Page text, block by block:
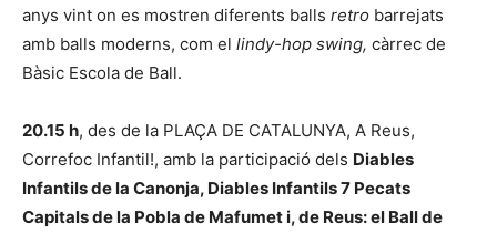
anys vint on es mostren diferents balls retro barrejats
amb balls moderns, com el lindy-hop swing, càrrec de
Bàsic Escola de Ball.
20.15 h, des de la PLAÇA DE CATALUNYA, A Reus,
Correfoc Infantil!, amb la participació dels Diables
Infantils de la Canonja, Diables Infantils 7 Pecats
Capitals de la Pobla de Mafumet i, de Reus: el Ball de